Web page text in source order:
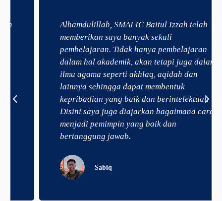
Alhamdulillah, SMAI IC Baitul Izzah telah
memberikan saya banyak sekali
pembelajaran. Tidak hanya pembelajaran
dalam hal akademik, akan tetapi juga dalam
ilmu agama seperti akhlaq, aqidah dan
lainnya sehingga dapat membentuk
kepribadian yang baik dan berintelektual.
Disini saya juga diajarkan bagaimana cara
menjadi pemimpin yang baik dan
bertanggung jawab. ​
Sabiq